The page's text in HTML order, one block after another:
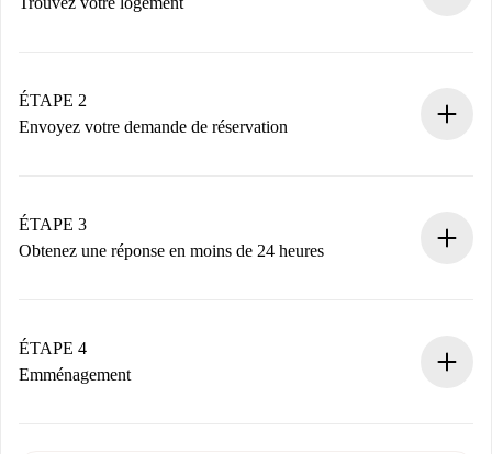
Vous disposez à l’avance de toutes les informations
nécessaires.
ÉTAPE 2
Envoyez votre demande de réservation
Nous ne vous facturerons rien tant que le propriétaire
n’aura pas accepté.
ÉTAPE 3
Obtenez une réponse en moins de 24 heures
contact avec le propriétaire.
Si refusé : aucun prélèvement et nous vous proposerons
ÉTAPE 4
Emménagement